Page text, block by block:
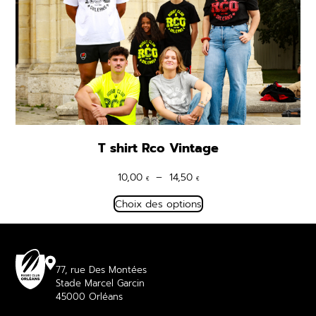
T shirt Rco Vintage
10,00 € – 14,50 €Plage
prix :
Choix des options
77, rue Des Montées
Stade Marcel Garcin
45000 Orléans